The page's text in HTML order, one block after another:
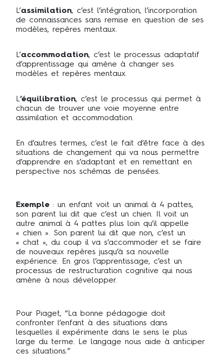
L’assimilation, c’est l’intégration, l’incorporation
de connaissances sans remise en question de ses
modèles, repères mentaux.
L’accommodation, c’est le processus adaptatif
d’apprentissage qui amène à changer ses
modèles et repères mentaux.
L‘équilibration, c’est le processus qui permet à
chacun de trouver une voie moyenne entre
assimilation et accommodation.
En d’autres termes, c’est le fait d’être face à des
situations de changement qui va nous permettre
d’apprendre en s’adaptant et en remettant en
perspective nos schémas de pensées.
Exemple : un enfant voit un animal à 4 pattes,
son parent lui dit que c’est un chien. Il voit un
autre animal à 4 pattes plus loin qu’il appelle
« chien ». Son parent lui dit que non, c’est un
« chat », du coup il va s’accommoder et se faire
de nouveaux repères jusqu’à sa nouvelle
expérience. En gros l’apprentissage, c’est un
processus de restructuration cognitive qui nous
amène à nous développer.
Pour Piaget, “La bonne pédagogie doit
confronter l’enfant à des situations dans
lesquelles il expérimente dans le sens le plus
large du terme. Le langage nous aide à anticiper
ces situations.”